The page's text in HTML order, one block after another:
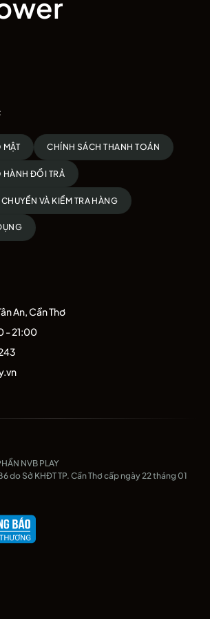
MẬT CHÍNH SÁCH THANH TOÁN
HÀNH ĐỔI TRẢ
VÀ KIỂM TRA HÀNG
An, Cần Thơ
- 21:00
NVB PLAY
do Sở KHĐT TP. Cần Thơ cấp ngày 22 tháng 01